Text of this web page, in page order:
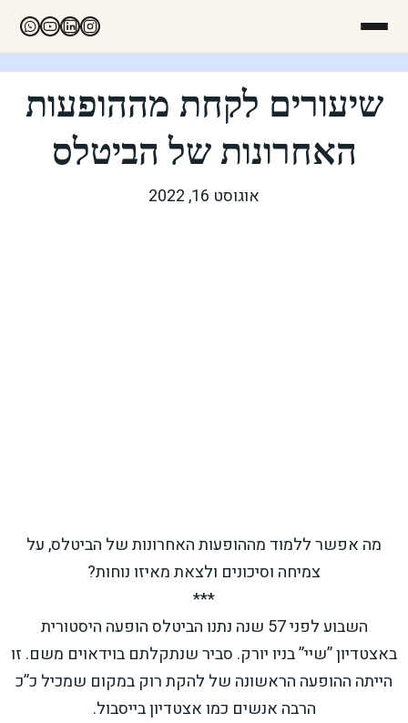
שיעורים לקחת מההופעות
האחרונות של הביטלס
אוגוסט 16, 2022
מה אפשר ללמוד מההופעות האחרונות של הביטלס, על
צמיחה וסיכונים ולצאת מאיזו נוחות?
***
השבוע לפני 57 שנה נתנו הביטלס הופעה היסטורית
באצטדיון ”שיי” בניו יורק. סביר שנתקלתם בוידאוים משם. זו
הייתה ההופעה הראשונה של להקת רוק במקום שמכיל כ”כ
הרבה אנשים כמו אצטדיון בייסבול.